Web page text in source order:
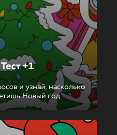
+1
и узнай, насколько
Новый год